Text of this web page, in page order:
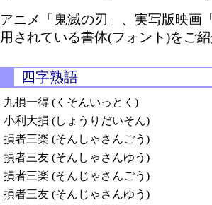
アニメ「鬼滅の刃」、実写版映画
用されている書体(フォント)をご紹
四字熟語
九損一得 (くそんいっとく)
小利大損 (しょうりだいそん)
損者三楽 (そんしゃさんごう)
損者三友 (そんしゃさんゆう)
損者三楽 (そんじゃさんごう)
損者三友 (そんじゃさんゆう)